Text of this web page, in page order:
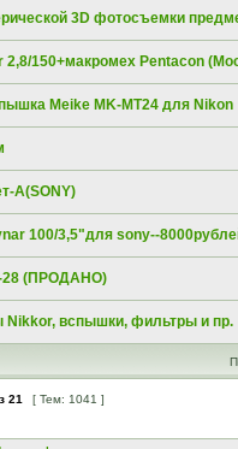
3D фотосъемки
150+макромех Pentacon
Meike MK-MT24 для Nikon
А(SONY)
100/3,5"для sony--
28 (ПРОДАНО)
Nikkor, вспышки, фильтры и пр.
21 [ Тем: 1041 ]